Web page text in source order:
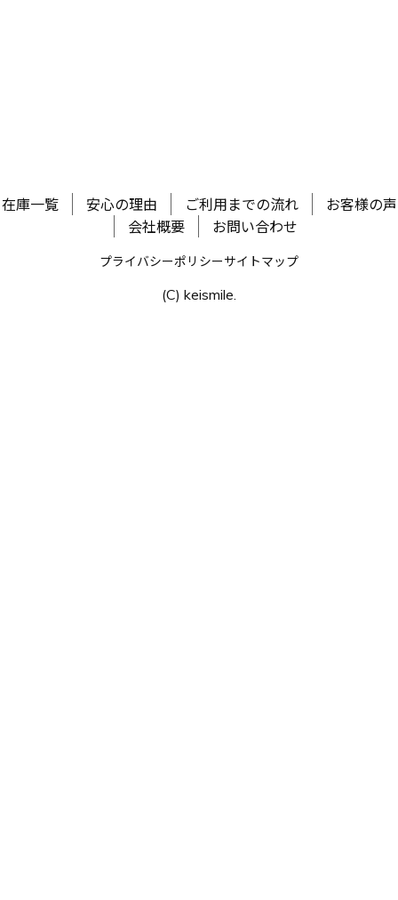
在庫一覧 安心の理由 ご利用までの流れ
お客様の声
会社概要
お問い合わせ
プライバシーポリシーサイトマップ
(C) keismile.